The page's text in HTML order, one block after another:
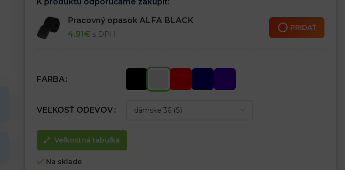
Pracovný opasok ALFA BLACK
4.91€ s DPH
PRIDAŤ
FARBA
VEĽKOSŤ ODEVOV
Veľkostná tabuľka
Na sklade